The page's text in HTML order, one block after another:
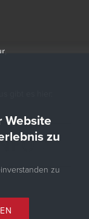
gibt es hier:
Website
zu
zu